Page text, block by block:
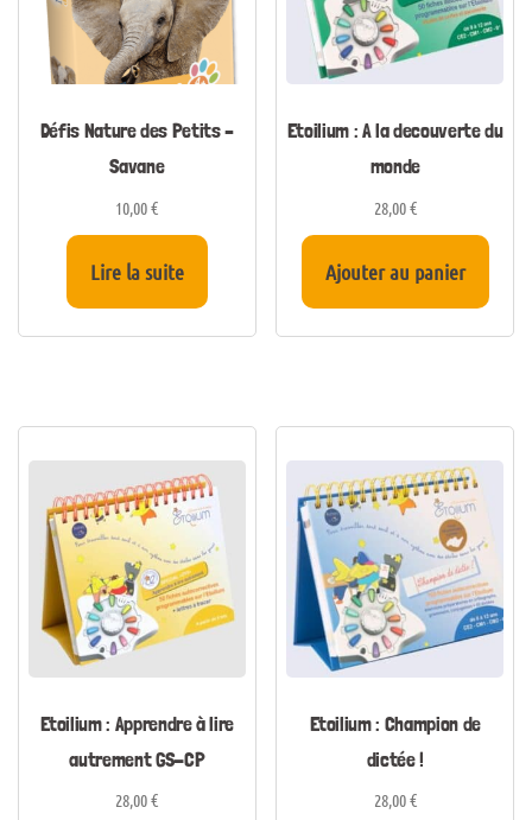
Défis Nature des Petits –
Savane
10,00€
Lire la suite
Etoilium : A la decouverte du
monde
28,00€
Ajouter au panier
Etoilium : Apprendre à lire
autrement GS-CP
28,00€
Etoilium : Champion de
dictée !
28,00€